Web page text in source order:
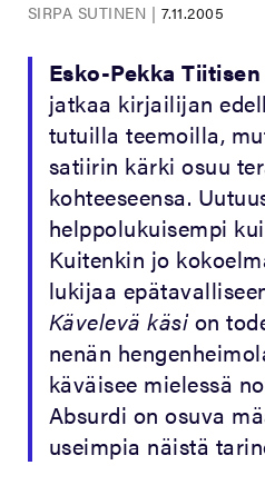
SIRPA SUTINEN | 7.11.2005
Esko-Pekka Tiitisen
jatkaa kirjailijan
tutuilla teemoilla,
satiirin kärki osuu
kohteeseensa.
helppolukuisempi
Kuitenkin jo
lukijaa
Kävelevä käsion
nenän
käväisee mielessä
Absurdi on osuva
useimpia näistä